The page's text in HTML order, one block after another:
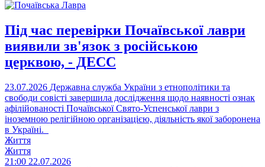
Під час перевірки Почаївської лаври
виявили зв'язок з російською
церквою, - ДЕСС
23.07.2026 Державна служба України з етнополітики та
свободи совісті завершила дослідження щодо наявності ознак
афілійованості Почаївської Свято-Успенської лаври з
іноземною релігійною організацією, діяльність якої заборонена
в Україні.
Життя
Життя
21:00 22.07.2026